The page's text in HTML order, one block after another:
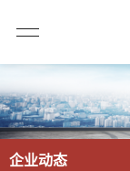
企业动态